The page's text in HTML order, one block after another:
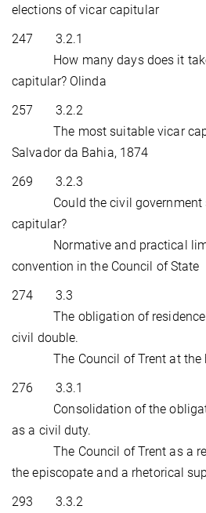
elections of vicar capitular
247 3.2.1
How many days does it take
capitular? Olinda
257 3.2.2
The most suitable vicar
Salvador da Bahia, 1874
269 3.2.3
Could the civil government
capitular?
Normative and practical
convention in the Council of State
274 3.3
The obligation of residence
civil double.
The Council of Trent at the
276 3.3.1
Consolidation of the
as a civil duty.
The Council of Trent as a
the episcopate and a rhetorical
293 3.3.2